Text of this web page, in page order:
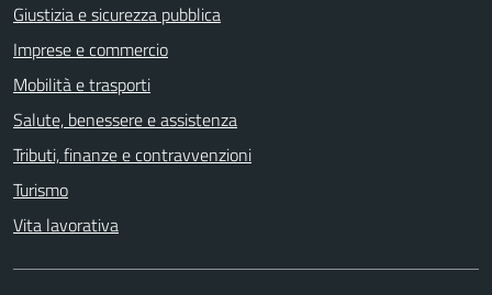
Giustizia e sicurezza pubblica
Imprese e commercio
Mobilità e trasporti
Salute, benessere e assistenza
Tributi, finanze e contravvenzioni
Turismo
Vita lavorativa